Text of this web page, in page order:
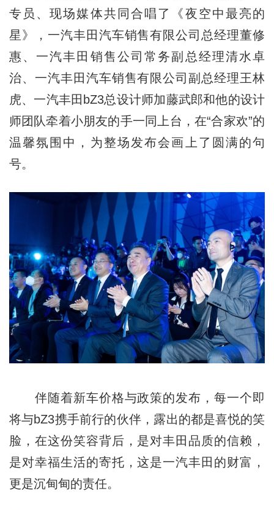
专员、现场媒体共同合唱了《夜空中最亮的
星》，一汽丰田汽车销售有限公司总经理董修
惠、一汽丰田销售公司常务副总经理清水卓
治、一汽丰田汽车销售有限公司副总经理王林
虎、一汽丰田bZ3总设计师加藤武郎和他的设计
师团队牵着小朋友的手一同上台，在“合家欢”的
温馨氛围中，为整场发布会画上了圆满的句
号。
伴随着新车价格与政策的发布，每一个即
将与bZ3携手前行的伙伴，露出的都是喜悦的笑
脸，在这份笑容背后，是对丰田品质的信赖，
是对幸福生活的寄托，这是一汽丰田的财富，
更是沉甸甸的责任。